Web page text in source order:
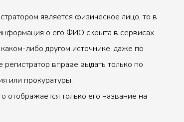
является физическое лицо, то в
о его ФИО скрыта в сервисах
либо другом источнике, даже по
вправе выдать только по
или прокуратуры.
отображается только его название на